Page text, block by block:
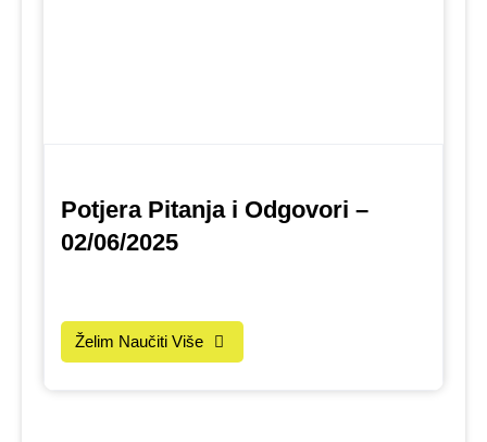
Potjera Pitanja i Odgovori –
02/06/2025
Želim Naučiti Više